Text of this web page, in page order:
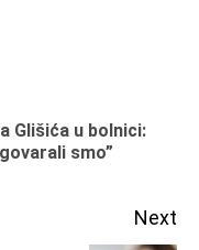
Glišića u bolnici:
smo”
Next